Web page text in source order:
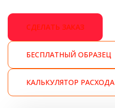
СДЕЛАТЬ ЗАКАЗ
БЕСПЛАТНЫЙ ОБРАЗЕЦ
КАЛЬКУЛЯТОР РАСХОДА